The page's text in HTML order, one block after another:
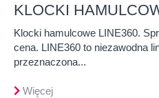
KLOCKI
Klocki hamulcowe LINE360.
cena. LINE360 to niezawodna
przeznaczona...
Więcej